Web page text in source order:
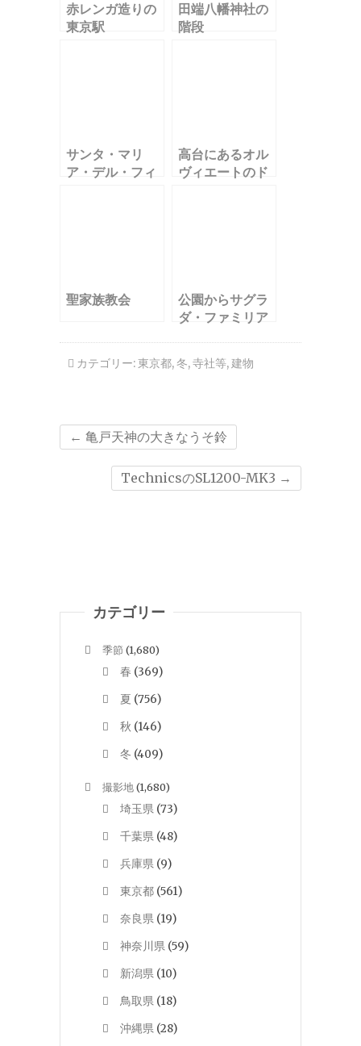
赤レンガ造りの
東京駅
田端八幡神社の
階段
サンタ・マリ
ア・デル・フィ
高台にあるオル
ヴィエートのド
聖家族教会
公園からサグラ
ダ・ファミリア
カテゴリー:東京都,冬,寺社等,建物
← 亀戸天神の大きなうそ鈴
TechnicsのSL1200-MK3 →
カテゴリー
季節 (1,680)
春 (369)
夏 (756)
秋 (146)
冬 (409)
撮影地(1,680)
埼玉県 (73)
千葉県 (48)
兵庫県 (9)
東京都 (561)
奈良県 (19)
神奈川県 (59)
新潟県 (10)
鳥取県 (18)
沖縄県 (28)